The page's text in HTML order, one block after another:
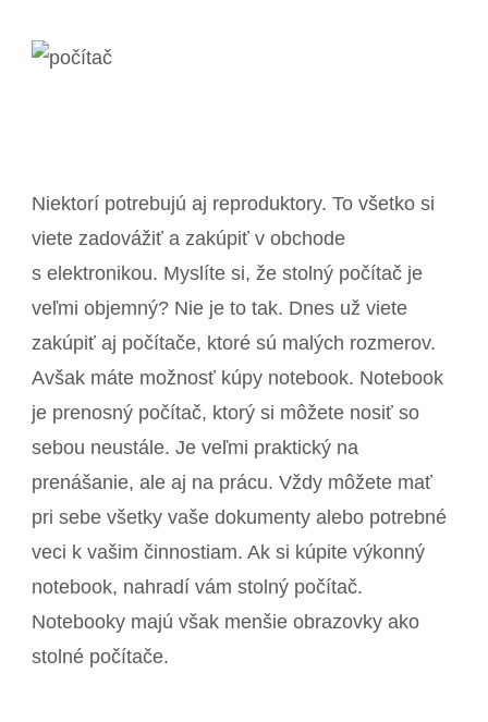
Niektorí potrebujú aj reproduktory. To všetko si
viete zadovážiť a zakúpiť v obchode
s elektronikou. Myslíte si, že stolný počítač je
veľmi objemný? Nie je to tak. Dnes už viete
zakúpiť aj počítače, ktoré sú malých rozmerov.
Avšak máte možnosť kúpy notebook. Notebook
je prenosný počítač, ktorý si môžete nosiť so
sebou neustále. Je veľmi praktický na
prenášanie, ale aj na prácu. Vždy môžete mať
pri sebe všetky vaše dokumenty alebo potrebné
veci k vašim činnostiam. Ak si kúpite výkonný
notebook, nahradí vám stolný počítač.
Notebooky majú však menšie obrazovky ako
stolné počítače.